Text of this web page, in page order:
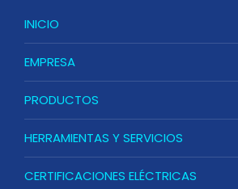
INICIO
EMPRESA
PRODUCTOS
HERRAMIENTAS Y SERVICIOS
CERTIFICACIONES ELÉCTRICAS